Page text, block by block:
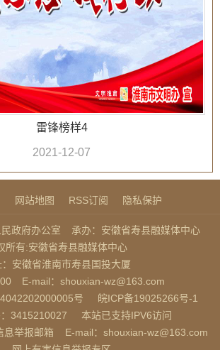
雷锋榜样4
2021-12-07
网站地图 RSS订阅 隐私保护
政府办公室
承办：安徽省寿县融媒体中心
所有:安徽省寿县融媒体中心
安徽省淮南市寿县国投大厦
E-mail：shouxian-wz@163.com
号
皖ICP备19025266号-1
3415210027
本站已支持IPV6访问
息举报邮箱
E-mail：shouxian-wz@163.com